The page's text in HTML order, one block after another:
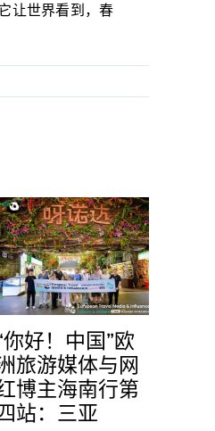
让世界看到，春
你好！中国”欧
旅游媒体与网
博主海南行第
站：三亚